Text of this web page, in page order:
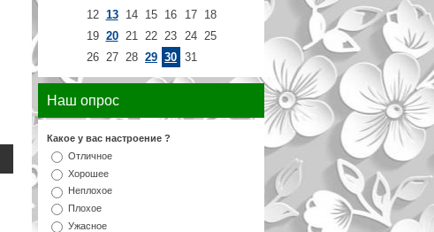
12 13 14 15 16 17
18
19 20 21 22 23 24 25
26 27 28 29 30 31
Наш опрос
Какое у вас настроение ?
Отличное
Хорошее
Неплохое
Плохое
Ужасное